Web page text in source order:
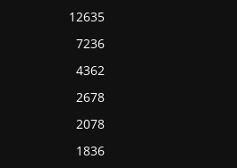
12635
7236
4362
2678
2078
1836